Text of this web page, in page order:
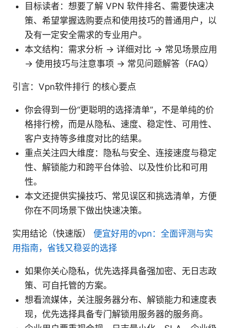
目标读者：想要了解 VPN 软件排名、需要快速决
策、希望掌握选购要点和使用技巧的普通用户，以
及有一定安全需求的专业用户。
本文结构：需求分析 → 详细对比 → 常见场景应用
→ 使用技巧与注意事项 → 常见问题解答（FAQ）
引言：Vpn软件排行 的核心要点
你会得到一份“更聪明的选择清单”，不是单纯的价
格排行榜，而是从隐私、速度、稳定性、可用性、
客户支持等多维度对比的结果。
重点关注四大维度：隐私与安全、连接速度与稳定
性、解锁能力和跨平台体验、以及性价比和可用
性。
本文还提供实操技巧、常见误区和挑选清单，方便
你在不同场景下做出快速决策。
实用结论（快速版） 便宜好用的vpn：全面评测与实
用指南，省钱又稳妥的选择
如果你关心隐私，优先选择具备强加密、无日志政
策、可自托管的方案。
想看流媒体，关注服务器分布、解锁能力和速度表
现，优先选择具备专门解锁用服务器的服务商。